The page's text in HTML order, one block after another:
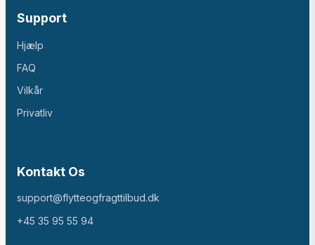
Support
Hjælp
FAQ
Vilkår
Privatliv
Kontakt Os
support@flytteogfragttilbud.dk
+45 35 95 55 94